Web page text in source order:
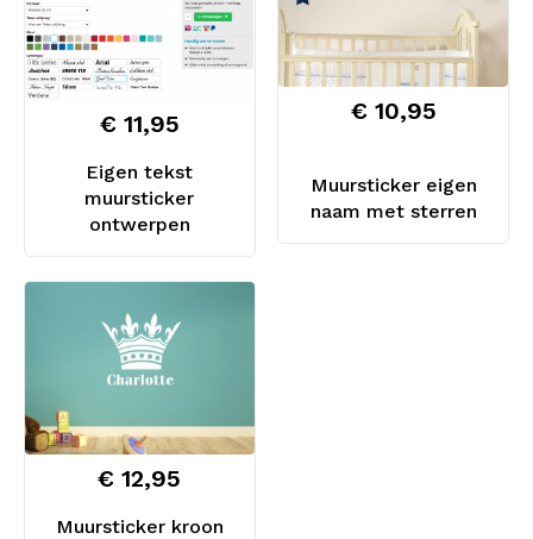
Eigen tekst
muursticker
ontwerpen
€ 11,95
Muursticker eigen
naam met sterren
€ 10,95
Muursticker kroon
€ 12,95